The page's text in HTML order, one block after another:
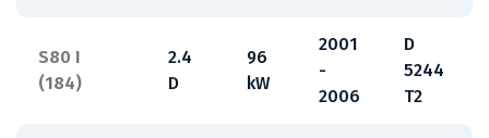
S80 I
(184)
2.4
D
96
kW
2001
-
2006
D
5244
T2